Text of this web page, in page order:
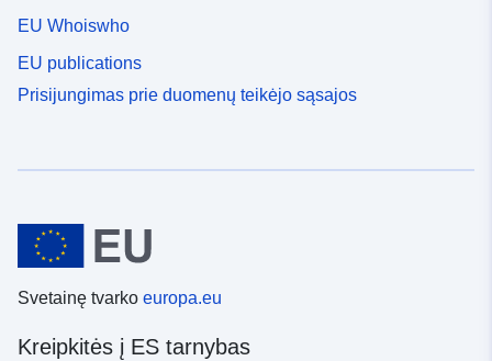
EU Whoiswho
EU publications
Prisijungimas prie duomenų teikėjo sąsajos
Svetainę tvarko europa.eu
Kreipkitės į ES tarnybas